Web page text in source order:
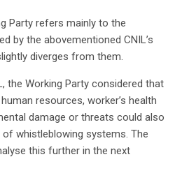
Party refers mainly to the
by the abovementioned CNIL’s
diverges from them.
the Working Party considered that
resources, worker’s health
damage or threats could also
whistleblowing systems. The
this further in the next